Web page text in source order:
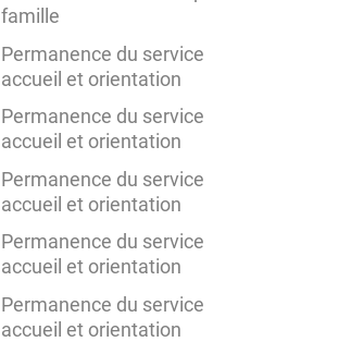
famille
Permanence du service
accueil et orientation
Permanence du service
accueil et orientation
Permanence du service
accueil et orientation
Permanence du service
accueil et orientation
Permanence du service
accueil et orientation